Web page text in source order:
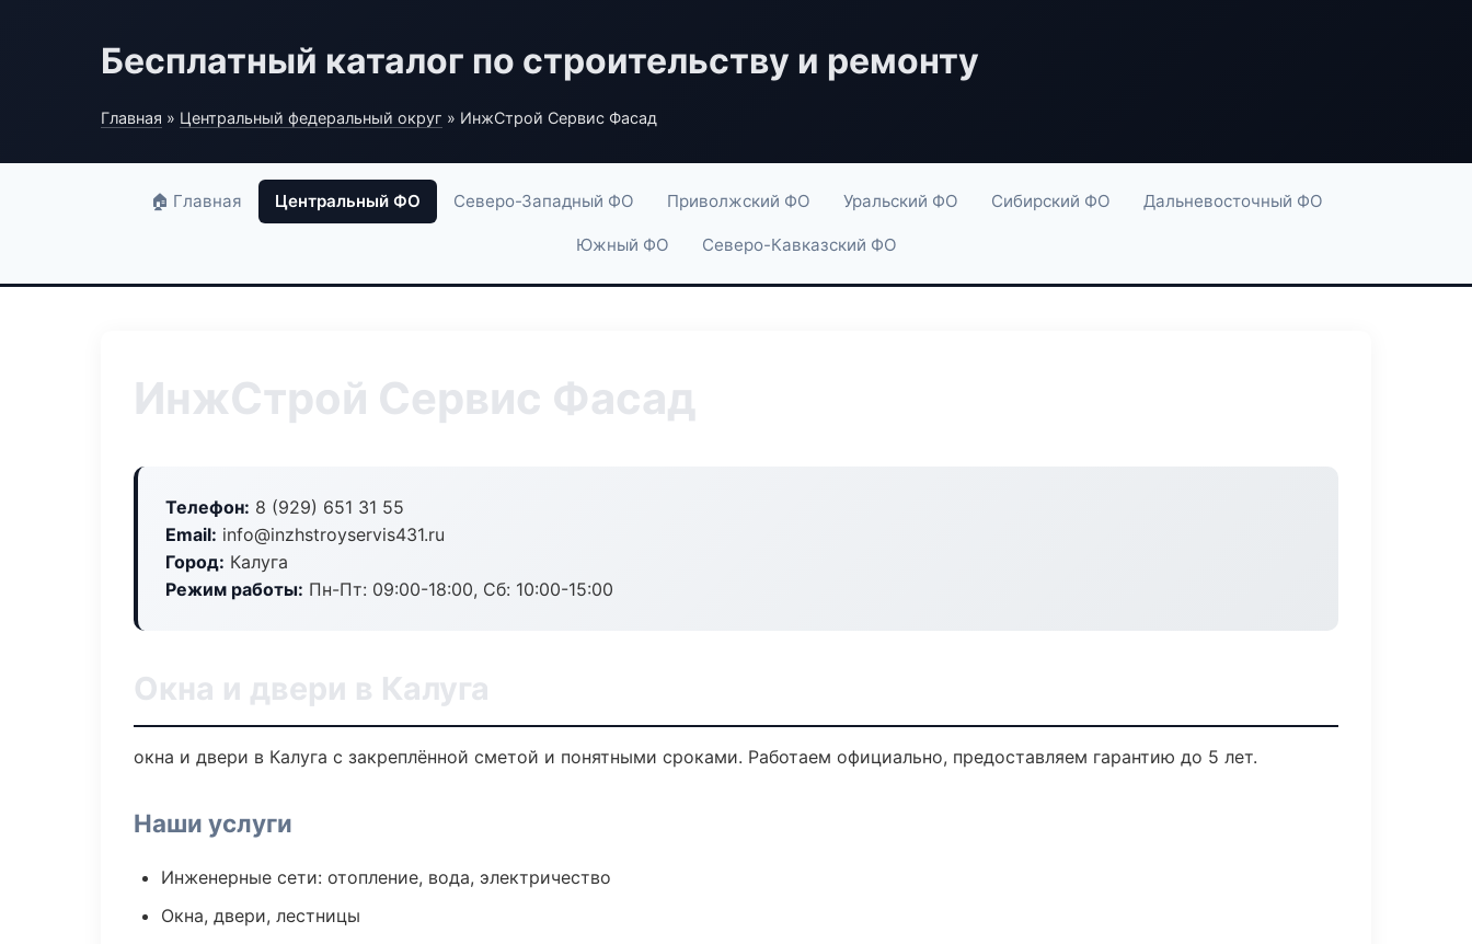
Бесплатный каталог по строительству и ремонту
Главная » Центральный федеральный округ » ИнжСтрой Сервис Фасад
🏠 Главная Центральный ФО Северо-Западный ФО Приволжский ФО Уральский ФО Сибирский ФО Дальневосточный ФО
Южный ФО Северо-Кавказский ФО
ИнжСтрой Сервис Фасад
Телефон: 8 (929) 651 31 55
Email: info@inzhstroyservis431.ru
Город: Калуга
Режим работы: Пн-Пт: 09:00-18:00, Сб: 10:00-15:00
Окна и двери в Калуга
окна и двери в Калуга с закреплённой сметой и понятными сроками. Работаем официально, предоставляем гарантию до 5 лет.
Наши услуги
Инженерные сети: отопление, вода, электричество
Окна, двери, лестницы